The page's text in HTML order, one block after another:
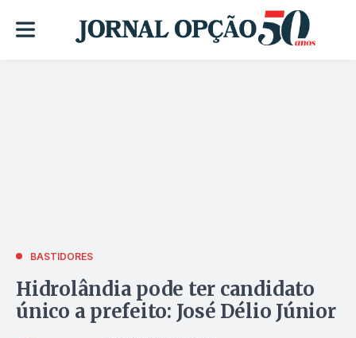
BASTIDORES
Hidrolândia pode ter candidato
único a prefeito: José Délio Júnior